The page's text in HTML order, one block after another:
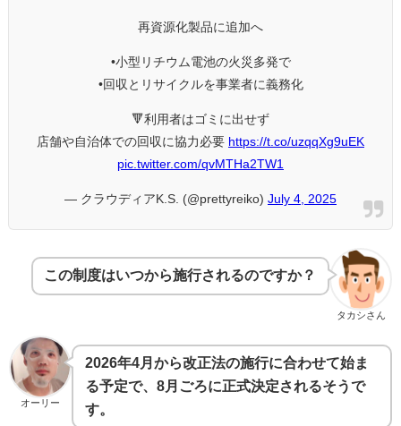
再資源化製品に追加へ
•小型リチウム電池の火災多発で
•回収とリサイクルを事業者に義務化
🔻利用者はゴミに出せず
店舗や自治体での回収に協力必要 https://t.co/uzqqXg9uEK
pic.twitter.com/qvMTHa2TW1
— クラウディアK.S. (@prettyreiko) July 4, 2025
タカシさん
この制度はいつから施行されるのですか？
オーリー
2026年4月から改正法の施行に合わせて始ま
る予定で、8月ごろに正式決定されるそうで
す。